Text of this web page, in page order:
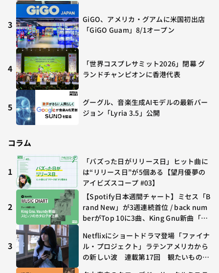
3
GiGO、アメリカ・グアムに米国初出店
「GiGO Guam」8/1オープン
4
「世界コスプレサミット2026」閉幕 グ
ランドチャンピオンに香港代表
5
グーグル、音楽生成AIモデルの最新バー
ジョン「Lyria 3.5」公開
コラム
1
「バズった日がリリース日」ヒット曲に
は“リリース日”が5個ある【望月優夢の
アイビズスコープ #03】
2
【Spotify日本週間チャート】ミセス「B
rand New」が3週連続首位 / back num
berがTop 10に3曲、King Gnu新曲「G
年7/24〜7/30
3
Netflixにショートドラマ登場「ファイナ
ル・プロジェクト」ラテンアメリカから
の新しい波 連載第17回 観たいものが